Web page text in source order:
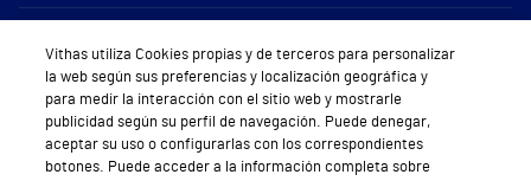
Sobre Vithas
Quiénes somos
Trabajar en Vithas
Vithas utiliza Cookies propias y de terceros para personalizar
la web según sus preferencias y localización geográfica y
para medir la interacción con el sitio web y mostrarle
publicidad según su perfil de navegación. Puede denegar,
aceptar su uso o configurarlas con los correspondientes
botones. Puede acceder a la información completa sobre